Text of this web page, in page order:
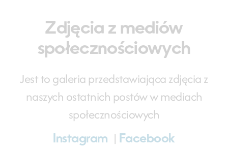
Zdjęcia z mediów
społecznościowych
Jest to galeria przedstawiająca zdjęcia z
naszych ostatnich postów w mediach
społecznościowych
Instagram | Facebook